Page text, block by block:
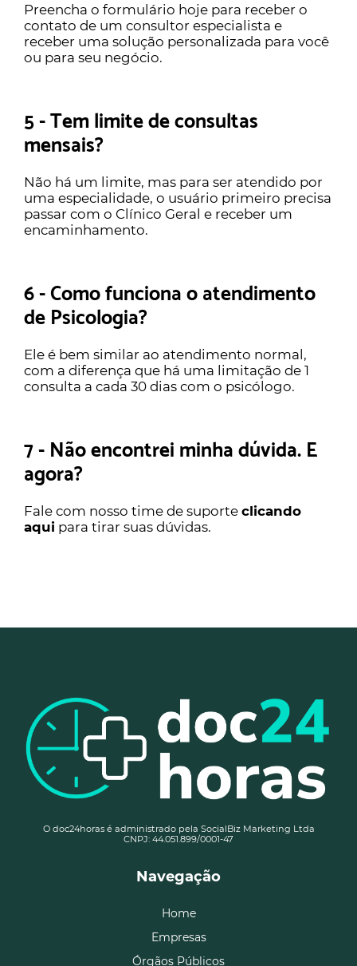
Preencha o formulário hoje para receber o
contato de um consultor especialista e
receber uma solução personalizada para você
ou para seu negócio.
5 - Tem limite de consultas
mensais?
Não há um limite, mas para ser atendido por
uma especialidade, o usuário primeiro precisa
passar com o Clínico Geral e receber um
encaminhamento.
6 - Como funciona o atendimento
de Psicologia?
Ele é bem similar ao atendimento normal,
com a diferença que há uma limitação de 1
consulta a cada 30 dias com o psicólogo.
7 - Não encontrei minha dúvida. E
agora?
Fale com nosso time de suporte clicando
aqui para tirar suas dúvidas.
O doc24horas é administrado pela SocialBiz Marketing Ltda
CNPJ: 44.051.899/0001-47
Navegação
Home
Empresas
Órgãos Públicos